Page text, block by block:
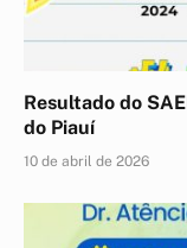
Resultado do
do Piauí
10 de abril de 2026